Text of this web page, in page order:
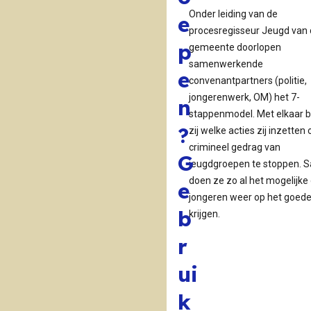
e
p
e
n
?
G
e
b
r
ui
k
Onder leiding van de
procesregisseur Jeugd van
gemeente doorlopen
samenwerkende
convenantpartners (politie,
jongerenwerk, OM) het 7-
stappenmodel. Met elkaar
zij welke acties zij inzetten
crimineel gedrag van
jeugdgroepen te stoppen.
doen ze zo al het mogelijke
jongeren weer op het
krijgen.